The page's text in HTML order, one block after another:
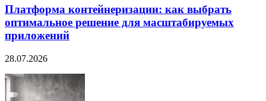
Платформа контейнеризации: как выбрать
оптимальное решение для масштабируемых
приложений
28.07.2026